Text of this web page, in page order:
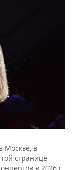
Москве, в
странице
в 2026 г.